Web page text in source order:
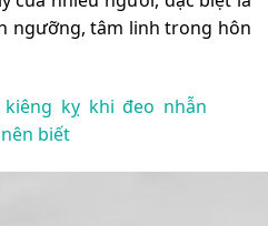
ngưỡng, tâm linh trong hôn
kiêng kỵ khi đeo nhẫn
biết